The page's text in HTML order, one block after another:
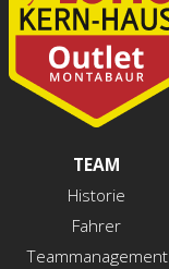
TEAM
Historie
Fahrer
Teammanagement